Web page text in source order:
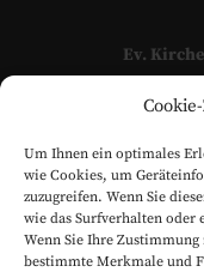
Um Ihnen ein optimales
wie Cookies, um
zuzugreifen. Wenn Sie
wie das Surfverhalten oder
Wenn Sie Ihre
bestimmte Merkmale und
Ev.
Adressen und